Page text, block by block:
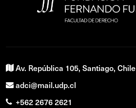
Av. República 105, Santiago, Chile
adci@mail.udp.cl
+562 2676 2621